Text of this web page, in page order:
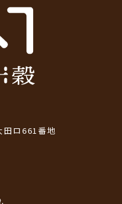
田ロ661番地